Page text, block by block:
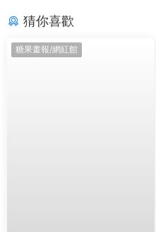
猜你喜歡
糖果畫報/網紅館